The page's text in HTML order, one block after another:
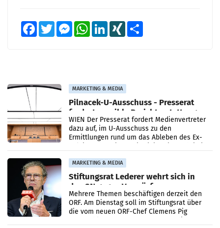
FacebookTwitter MessengerWhatsAppLinkedInXING
MARKETING & MEDIA
Pilnacek-U-Ausschuss - Presserat
fordert sensible Berichterstattung
WIEN Der Presserat fordert Medienvertreter
dazu auf, im U-Ausschuss zu den
Ermittlungen rund um das Ableben des Ex-
MARKETING & MEDIA
Stiftungsrat Lederer wehrt sich in
den SN gegen Vorwürfe
Mehrere Themen beschäftigen derzeit den
ORF. Am Dienstag soll im Stiftungsrat über
die vom neuen ORF-Chef Clemens Pig